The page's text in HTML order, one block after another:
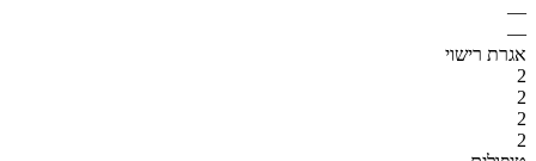
—
—
אגרת רישוי
2
2
2
2